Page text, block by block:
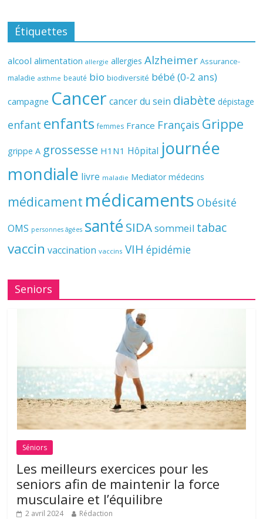
Étiquettes
alcool alimentation allergie allergies Alzheimer Assurance-
maladie asthme beauté bio biodiversité bébé (0-2 ans)
campagne Cancer cancer du sein diabète dépistage
enfant enfants femmes France Français Grippe
grippe A grossesse H1N1 Hôpital journée
mondiale livre maladie Mediator médecins
médicament médicaments Obésité
OMS personnes âgées santé SIDAsommeil tabac
vaccin vaccination vaccins VIH épidémie
Seniors
Séniors
Les meilleurs exercices pour les
seniors afin de maintenir la force
musculaire et l’équilibre
2 avril 2024 Rédaction